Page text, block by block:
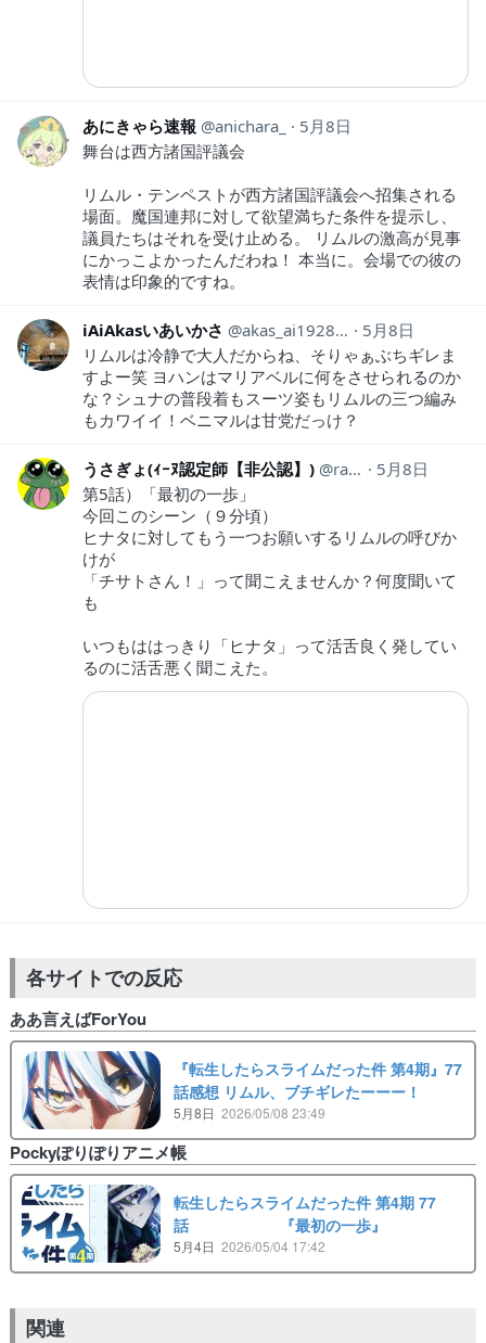
あにきゃら速報 anichara_
5月8日
舞台は西方諸国評議会
リムル・テンペストが西方諸国評議会へ招集される
場面。魔国連邦に対して欲望満ちた条件を提示し、
議員たちはそれを受け止める。 リムルの激高が見事
にかっこよかったんだわね！ 本当に。会場での彼の
表情は印象的ですね。
iAiAkasいあいかさ akas_ai19281118
5月8日
リムルは冷静で大人だからね、そりゃぁぶちギレま
すよー笑 ヨハンはマリアベルに何をさせられるのか
な？シュナの普段着もスーツ姿もリムルの三つ編み
もカワイイ！ベニマルは甘党だっけ？
うさぎょ(ｨｰﾇ認定師【非公認】) radimenian_J
5月8日
第5話）「最初の一歩」
今回このシーン（９分頃）
ヒナタに対してもう一つお願いするリムルの呼びか
けが
「チサトさん！」って聞こえませんか？何度聞いて
も
いつもははっきり「ヒナタ」って活舌良く発してい
るのに活舌悪く聞こえた。
各サイトでの反応
ああ言えばForYou
『転生したらスライムだった件 第4期』77
話感想 リムル、ブチギレたーーー！
5月8日 2026/05/08 23:49
Pockyぽりぽりアニメ帳
転生したらスライムだった件 第4期 77
話 『最初の一歩』
5月4日 2026/05/04 17:42
関連